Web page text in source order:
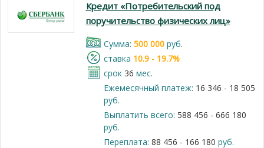
Кредит «Потребительский под
поручительство физических лиц»
Cумма: 500 000руб.
cтавка 10.9 - 19.7%
срок 36 мес.
Ежемесячный платеж: 16 346 - 18 505
руб.
Выплатить всего: 588 456 - 666 180
руб.
Переплата: 88 456 - 166 180 руб.